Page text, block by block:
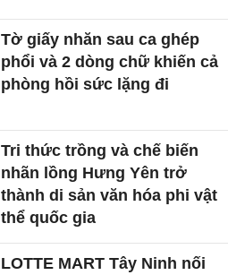
Tờ giấy nhăn sau ca ghép
phổi và 2 dòng chữ khiến cả
phòng hồi sức lặng đi
Tri thức trồng và chế biến
nhãn lồng Hưng Yên trở
thành di sản văn hóa phi vật
thể quốc gia
LOTTE MART Tây Ninh nối